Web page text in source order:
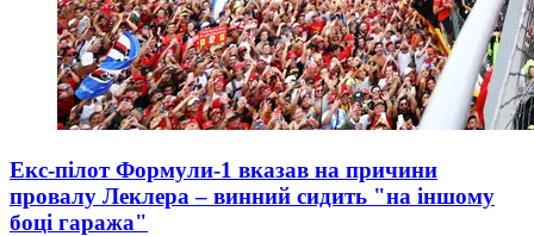
Екс-пілот Формули-1 вказав на причини
провалу Леклера – винний сидить "на іншому
боці гаража"